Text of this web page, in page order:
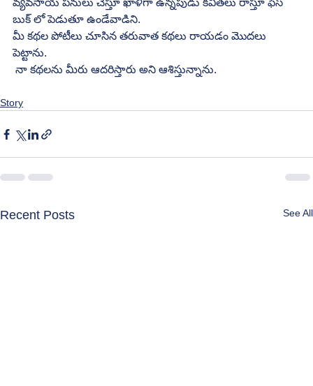
వ్యవసాయ పనులు చేస్తూ ఖాళీగా ఉన్నపుడు కవితలు రాస్తూ ఫేస్
బుక్ లో పెడుతూ ఉండేవాడిని.
మీ కథల పోటీలు చూసిన తరువాత కథలు రాయడం మొదలు
పెట్టాను.
నా కథలను మీరు ఆదరిస్తారు అని ఆశిస్తున్నాను.
Story
Recent Posts See All